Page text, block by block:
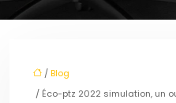
/Blog
/ Éco-ptz 2022 simulation, un